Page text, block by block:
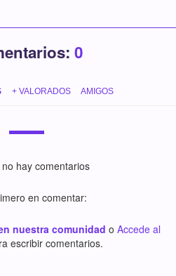
0
+ VALORADOS AMIGOS
hay comentarios
en comentar:
nuestra comunidad o Accede al
escribir comentarios.